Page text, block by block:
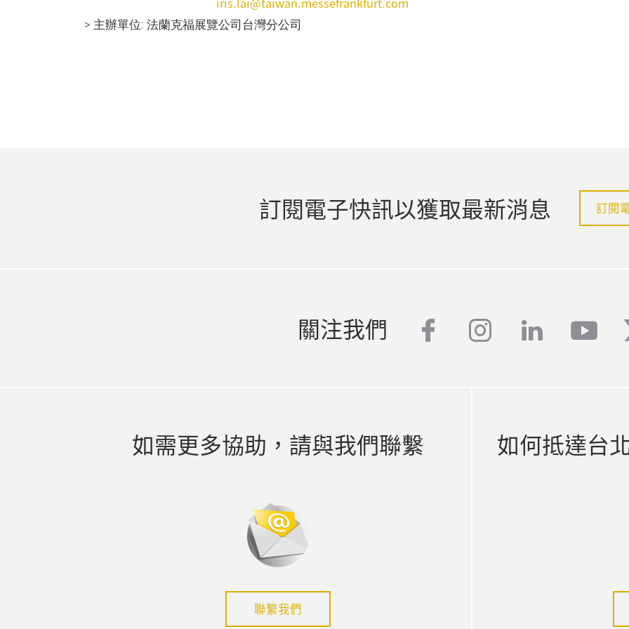
> 主辦單位: 法蘭克福展覽公司台灣分公司
訂閱電子快訊以獲取最新消息 訂閱
關注我們 facebook
instagram
linkedin
如需更多協助，請與我們聯繫
聯繫我們
如何抵達台